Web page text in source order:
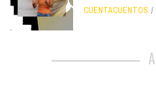
CUENTACUENTOS